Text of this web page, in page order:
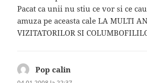
Pacat ca unii nu stiu ce vor si ce
amuza pe aceasta cale LA MULTI
VIZITATORILOR SI
Pop calin